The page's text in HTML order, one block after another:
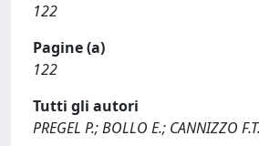
122
Pagine (a)
122
Tutti gli autori
PREGEL P.; BOLLO E.; CANNIZZO